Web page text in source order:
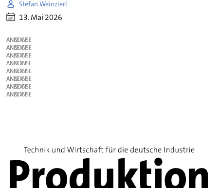
Stefan Weinzierl
13. Mai 2026
ANZEIGE
ANZEIGE
ANZEIGE
ANZEIGE
ANZEIGE
ANZEIGE
ANZEIGE
ANZEIGE